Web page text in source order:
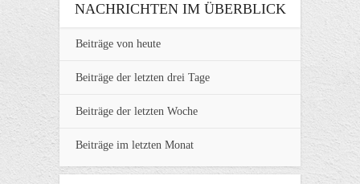
NACHRICHTEN IM ÜBERBLICK
Beiträge von heute
Beiträge der letzten drei Tage
Beiträge der letzten Woche
Beiträge im letzten Monat